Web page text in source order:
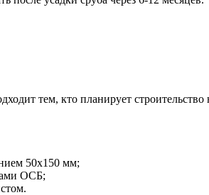
тем, кто планирует строительство
50х150 мм;
ОСБ;